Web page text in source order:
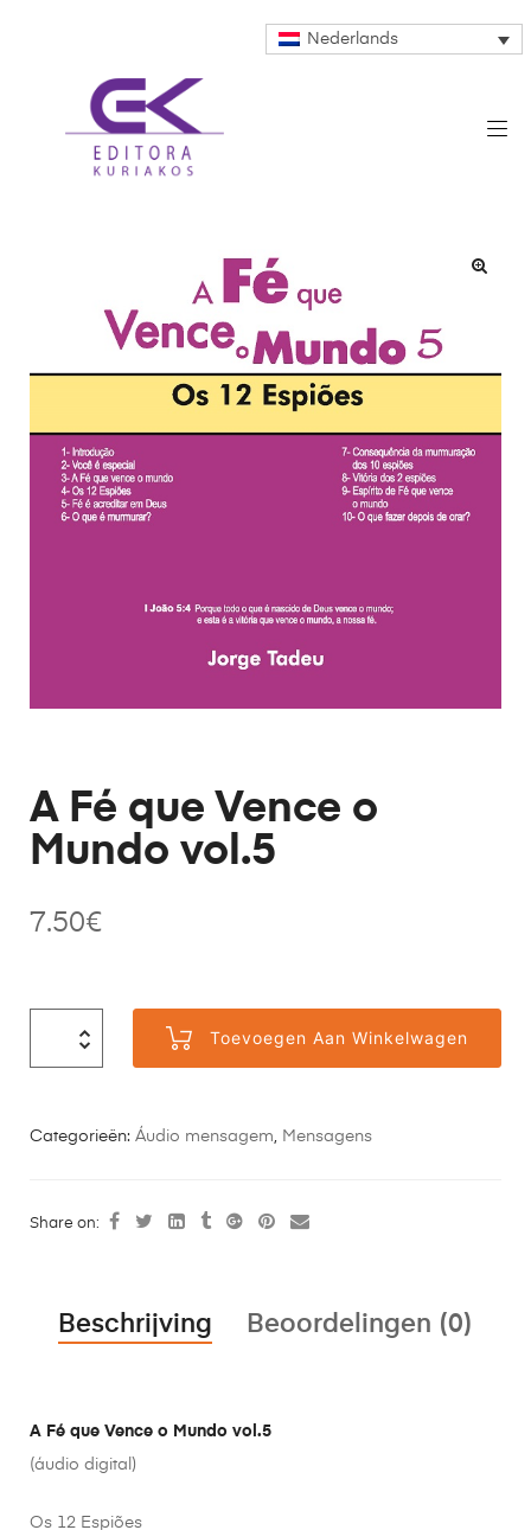
Nederlands
A Fé que Vence o
Mundo vol.5
7.50€
Toevoegen Aan Winkelwagen
Categorieën: Áudio mensagem Mensagens
Share on:
Beschrijving Beoordelingen (0)
A Fé que Vence o Mundo vol.5
(áudio digital)
Os 12 Espiões